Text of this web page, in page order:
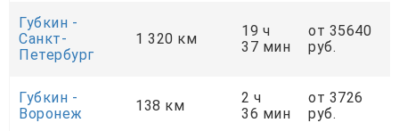
Губкин -
Санкт-
Петербург
1 320 км
19 ч
37 мин
от 35640
руб.
Губкин -
Воронеж
138 км
2 ч
36 мин
от 3726
руб.